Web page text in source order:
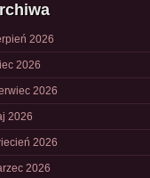
2026
2026
2026
2026
2026
2026